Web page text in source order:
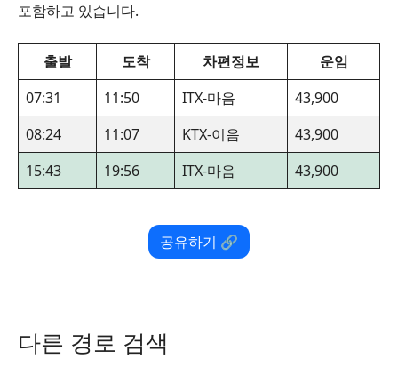
포함하고 있습니다.
출발 도착 차편정보
운임
07:31
11:50 ITX-마음
43,900
08:24
11:07 KTX-이음
43,900
15:43
19:56 ITX-마음 43,900
공유하기 🔗
다른 경로 검색